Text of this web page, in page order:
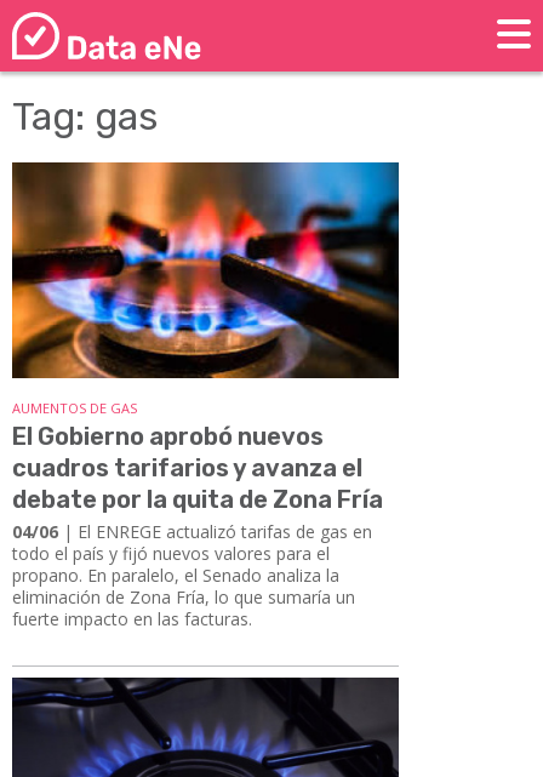
Tag: gas
AUMENTOS DE GAS
El Gobierno aprobó nuevos
cuadros tarifarios y avanza el
debate por la quita de Zona Fría
04/06 | El ENREGE actualizó tarifas de gas en
todo el país y fijó nuevos valores para el
propano. En paralelo, el Senado analiza la
eliminación de Zona Fría, lo que sumaría un
fuerte impacto en las facturas.